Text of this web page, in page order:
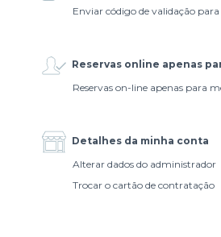
Enviar código de validação
Reservas online apenas
Reservas on-line apenas para
Detalhes da minha conta
Alterar dados do administrador
Trocar o cartão de contratação